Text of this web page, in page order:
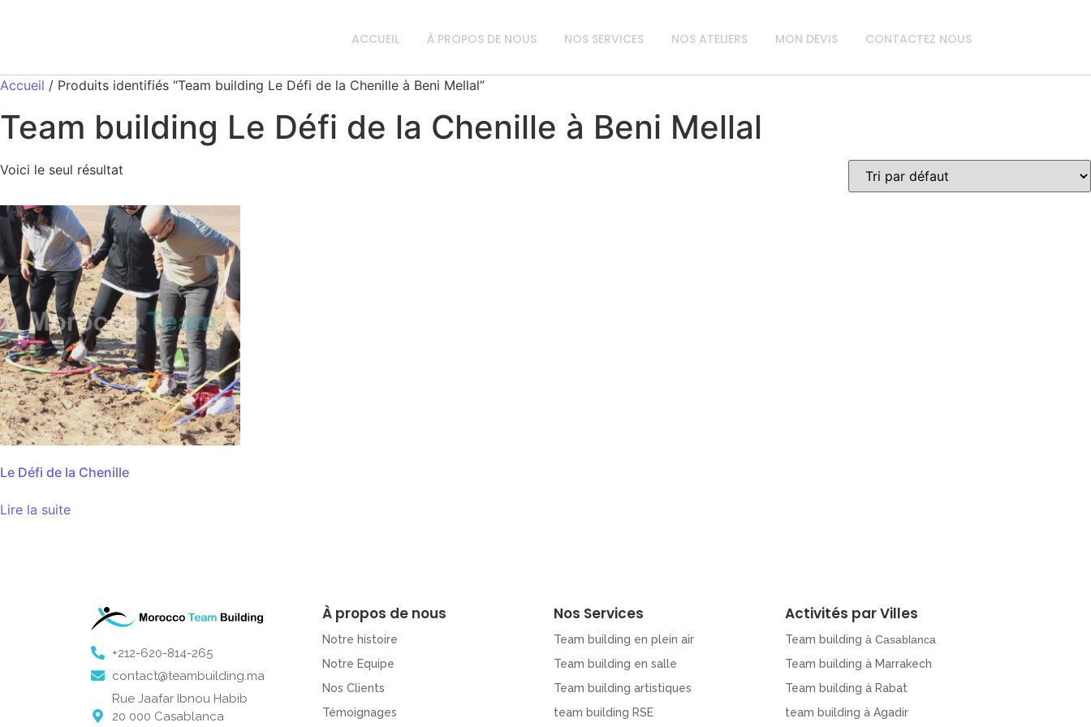
ACCUEIL À PROPOS DE NOUS NOS SERVICES NOS ATELIERS MON DEVIS CONTACTEZ NOUS
Accueil / Produits identifiés “Team building Le Défi de la Chenille à Beni Mellal”
Team building Le Défi de la Chenille à Beni Mellal
Voici le seul résultat
Le Défi de la Chenille
Lire la suite
+212-620-814-265
contact@teambuilding.ma
Rue Jaafar Ibnou Habib
20 000 Casablanca
À propos de nous
Notre histoire
Notre Equipe
Nos Clients
Témoignages
Nos Services
Team building en plein air
Team building en salle
Team building artistiques
team building RSE
Activités par Villes
Team building à Casablanca
Team building à Marrakech
Team building à Rabat
team building à Agadir